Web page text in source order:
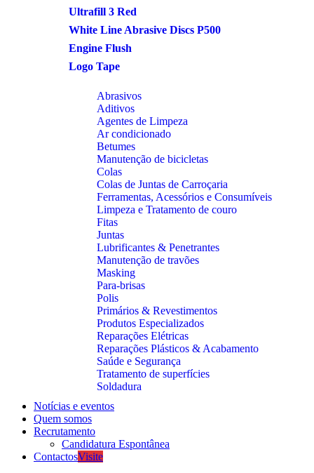
Ultrafill 3 Red
White Line Abrasive Discs P500
Engine Flush
Logo Tape
Abrasivos
Aditivos
Agentes de Limpeza
Ar condicionado
Betumes
Manutenção de bicicletas
Colas
Colas de Juntas de Carroçaria
Ferramentas, Acessórios e Consumíveis
Limpeza e Tratamento de couro
Fitas
Juntas
Lubrificantes & Penetrantes
Manutenção de travões
Masking
Para-brisas
Polis
Primários & Revestimentos
Produtos Especializados
Reparações Elétricas
Reparações Plásticos & Acabamento
Saúde e Segurança
Tratamento de superfícies
Soldadura
Notícias e eventos
Quem somos
Recrutamento
Candidatura Espontânea
ContactosVisite